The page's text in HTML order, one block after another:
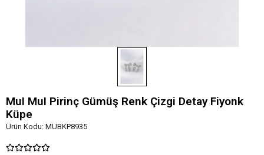
MuI MuI Pirinç Gümüş Renk Çizgi Detay Fiyonk
Küpe
Ürün Kodu: MUBKP8935